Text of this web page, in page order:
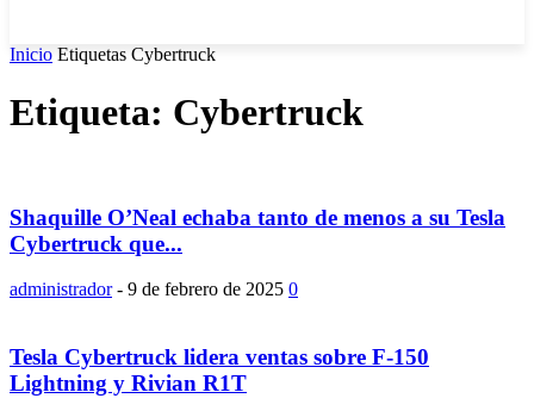
Inicio Etiquetas Cybertruck
Etiqueta: Cybertruck
Shaquille O’Neal echaba tanto de menos a su Tesla
Cybertruck que...
administrador - 9 de febrero de 2025 0
Tesla Cybertruck lidera ventas sobre F-150
Lightning y Rivian R1T